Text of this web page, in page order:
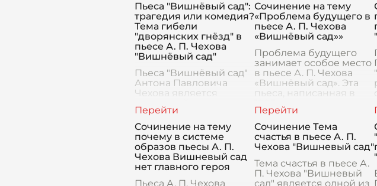
Пьеса "Вишнёвый сад":
трагедия или комедия?
Тема гибели
"дворянских гнёзд" в
пьесе А. П. Чехова
"Вишнёвый сад"
Пьеса "Вишнёвый сад"
Антона Павловича
Чехова является
произведением,
объединяющим в себе
элементы как трагедии,
так и комедии, что
делает её уникальной и
сложной для о
Сочинение на тему
«Проблема будущего в
пьесе А. П. Чехова
«Вишнёвый сад»»
Проблема будущего
занимает особое место
в пьесе А. П. Чехова
«Вишнёвый сад». Эта
пьеса, написанная в
только
художественным
произведением, но и
философским ра
Сочинение на тему
почему в системе
образов пьесы А. П.
Чехова Вишневый сад
нет главного героя
Пьеса А. П. Чехова
Сочинение Тема
счастья в пьесе А. П.
Чехова "Вишневый сад"
Тема счастья в пьесе А.
П. Чехова "Вишневый
сад" является одной из